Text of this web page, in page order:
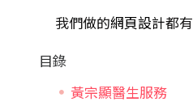
我們做的網頁設計都
目錄
黃宗顯醫生服務